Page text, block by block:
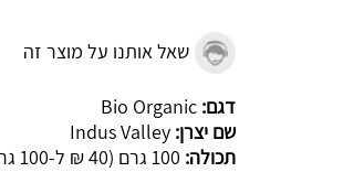
שאל אותנו על מוצר זה
דגם: Bio Organic
שם יצרן: Indus Valley
תכולה: 100 גרם (40 ₪ ל-100 גרם)